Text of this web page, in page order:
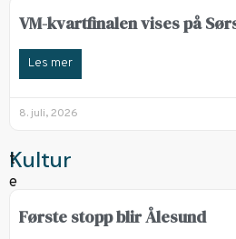
VM-kvartfinalen vises på
Les mer
8. juli, 2026
Kultur
Første stopp blir Ålesund